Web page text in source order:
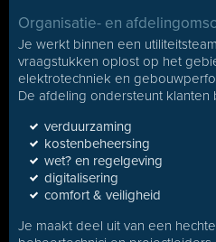
Organisatie- en
Je werkt binnen een
vraagstukken oplost op het
elektrotechniek en
De afdeling ondersteunt
verduurzaming
kostenbeheersing
wet? en regelgeving
digitalisering
comfort & veiligheid
Je maakt deel uit van een